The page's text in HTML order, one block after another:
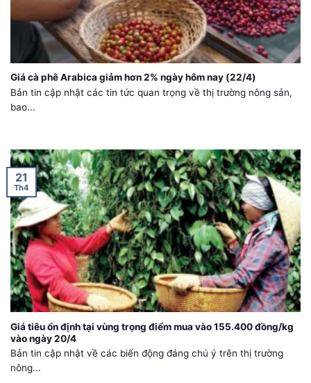
Giá cà phê Arabica giảm hơn 2% ngày hôm nay (22/4)
Bản tin cập nhật các tin tức quan trọng về thị trường nông sản,
bao...
Giá tiêu ổn định tại vùng trọng điểm mua vào 155.400 đồng/kg
vào ngày 20/4
Bản tin cập nhật về các biến động đáng chú ý trên thị trường
nông...
21
Th4